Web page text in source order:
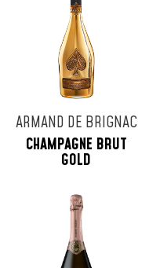
ARMAND DE BRIGNAC
CHAMPAGNE BRUT
GOLD